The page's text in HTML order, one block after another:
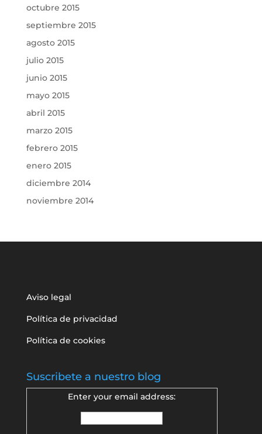
octubre 2015
septiembre 2015
agosto 2015
julio 2015
junio 2015
mayo 2015
abril 2015
marzo 2015
febrero 2015
enero 2015
diciembre 2014
noviembre 2014
Aviso legal
Política de privacidad
Política de cookies
Suscribete a nuestro blog
Enter your email address: